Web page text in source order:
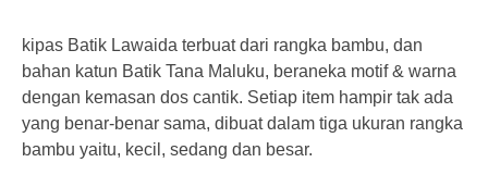
Galeri
Jurnal
Tentang
kipas Batik Lawaida terbuat dari rangka bambu, dan
bahan katun Batik Tana Maluku, beraneka motif & warna
dengan kemasan dos cantik. Setiap item hampir tak ada
yang benar-benar sama, dibuat dalam tiga ukuran rangka
bambu yaitu, kecil, sedang dan besar.